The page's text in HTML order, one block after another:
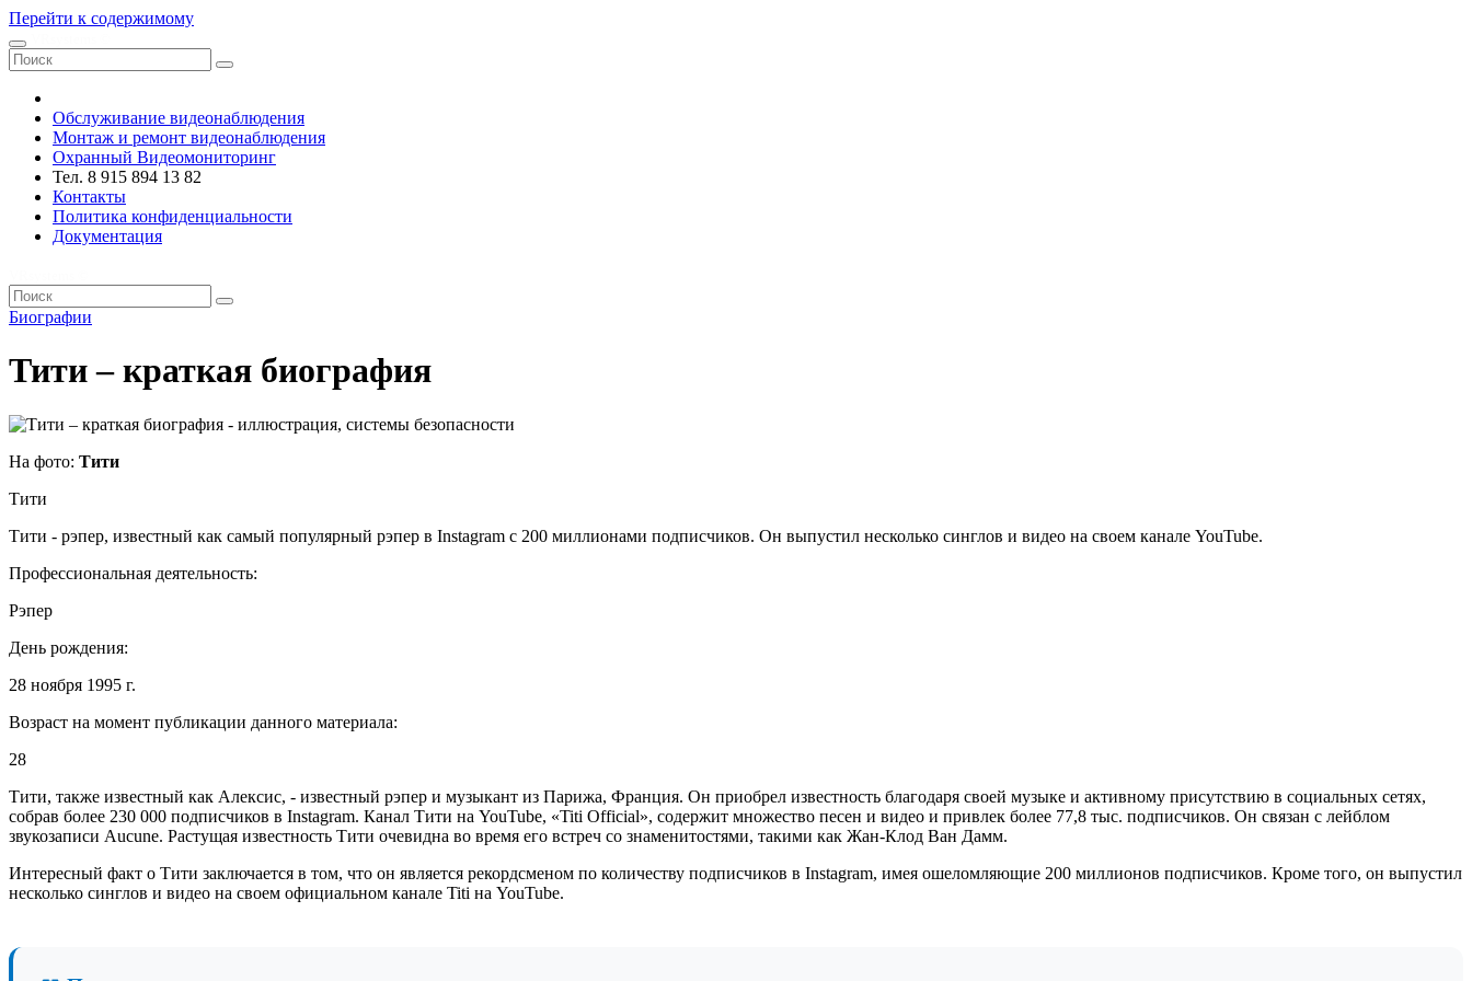
Перейти к содержимому
Обслуживание видеонаблюдения
Монтаж и ремонт видеонаблюдения
Охранный Видеомониторинг
Тел. 8 915 894 13 82
Контакты
Политика конфиденциальности
Документация
Биографии
Тити – краткая биография
На фото: Тити
Тити
Тити - рэпер, известный как самый популярный рэпер в Instagram с 200 миллионами подписчиков. Он выпустил несколько синглов и видео на своем канале YouTube.
Профессиональная деятельность:
Рэпер
День рождения:
28 ноября 1995 г.
Возраст на момент публикации данного материала:
28
Тити, также известный как Алексис, - известный рэпер и музыкант из Парижа, Франция. Он приобрел известность благодаря своей музыке и активному присутствию в социальных сетях,
собрав более 230 000 подписчиков в Instagram. Канал Тити на YouTube, «Titi Official», содержит множество песен и видео и привлек более 77,8 тыс. подписчиков. Он связан с лейблом
звукозаписи Aucune. Растущая известность Тити очевидна во время его встреч со знаменитостями, такими как Жан-Клод Ван Дамм.
Интересный факт о Тити заключается в том, что он является рекордсменом по количеству подписчиков в Instagram, имея ошеломляющие 200 миллионов подписчиков. Кроме того, он выпустил
несколько синглов и видео на своем официальном канале Titi на YouTube.